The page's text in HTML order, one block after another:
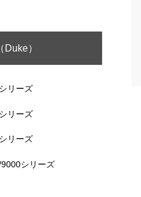
）
リーズ
リーズ
リーズ
シリーズ